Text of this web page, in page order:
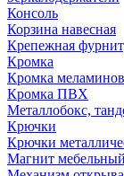
Консоль
Корзина навесная
Крепежная
Кромка
Кромка
Кромка ПВХ
Металлобокс,
Крючки
Крючки
Магнит мебельный